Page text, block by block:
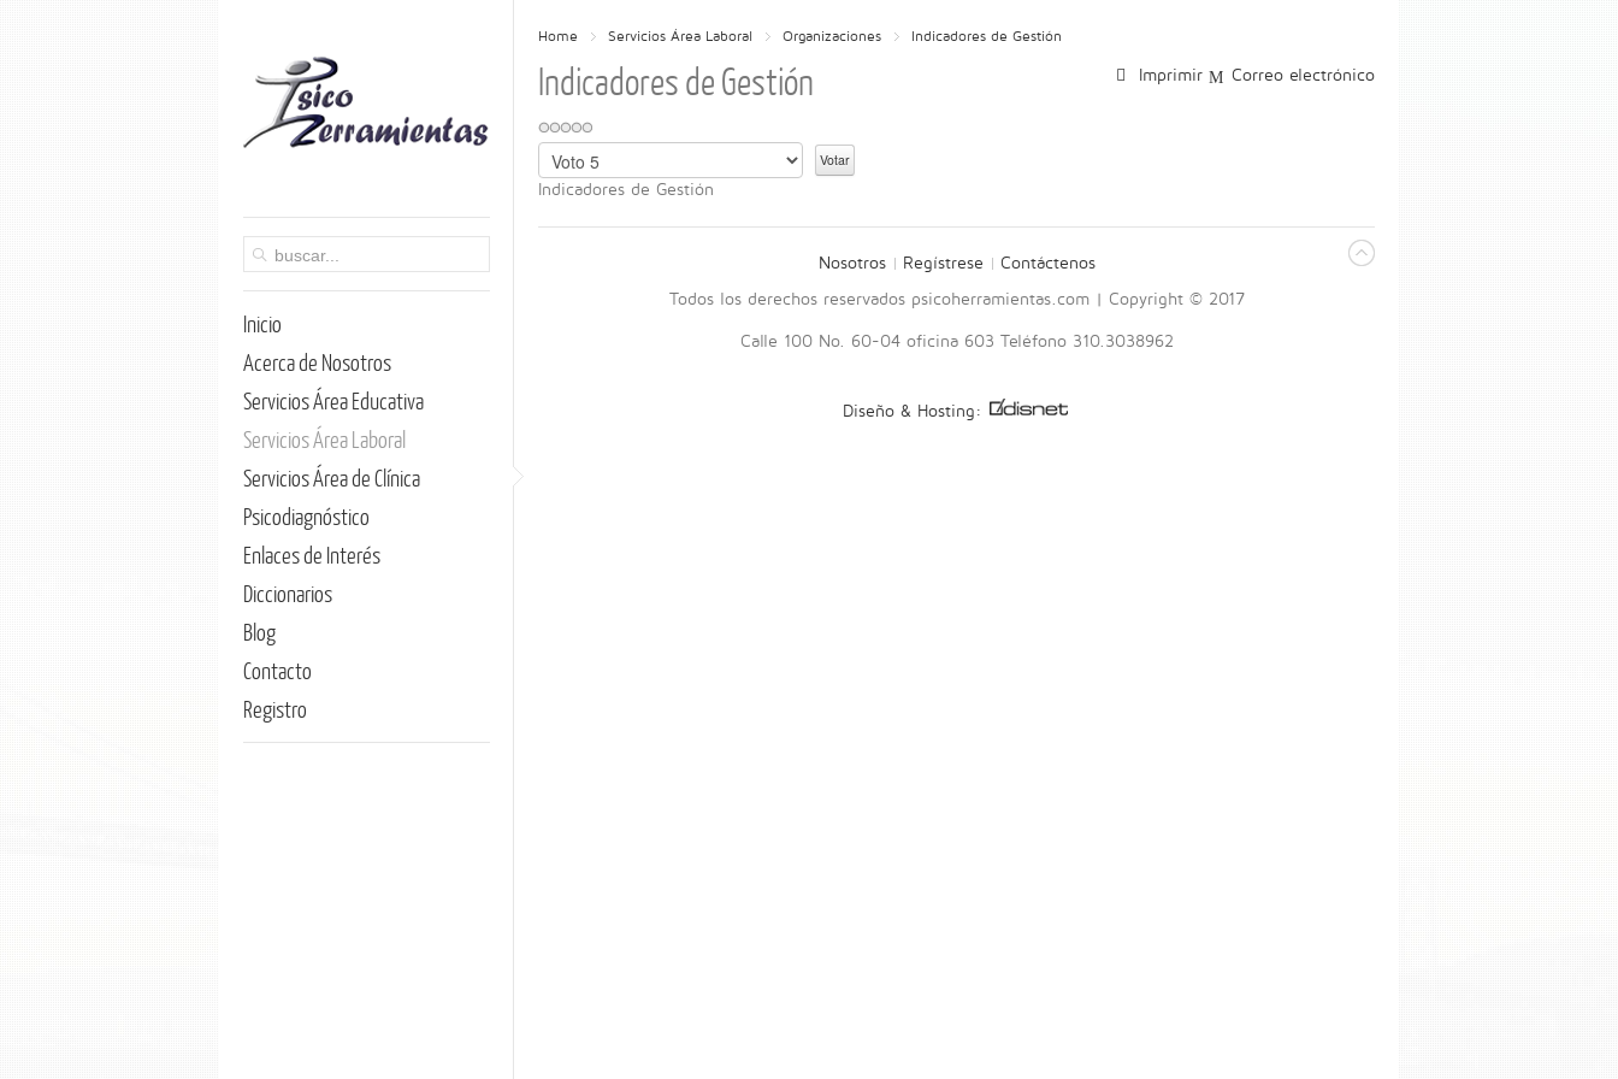
Inicio
Acerca de Nosotros
Servicios Área Educativa
Servicios Área Laboral
Servicios Área de Clínica
Psicodiagnóstico
Enlaces de Interés
Diccionarios
Blog
Contacto
Registro
Home Servicios Área Laboral Organizaciones Indicadores de Gestión
Correo electrónico
Imprimir
Indicadores de Gestión
Por
favor,
Indicadores de Gestión
Nosotros Regístrese
Contáctenos
Todos los derechos reservados psicoherramientas.com | Copyright © 2017
Calle 100 No. 60-04 oficina 603 Teléfono 310.3038962
Diseño & Hosting: